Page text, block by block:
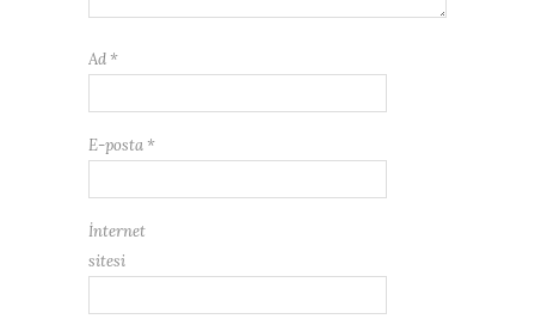
Ad *
E-posta *
İnternet
sitesi